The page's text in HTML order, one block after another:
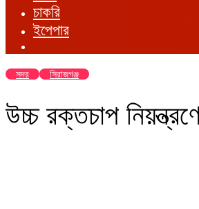
চাকরি
ইপেপার
সদর সিরাজগঞ্জ
উচ্চ রক্তচাপ